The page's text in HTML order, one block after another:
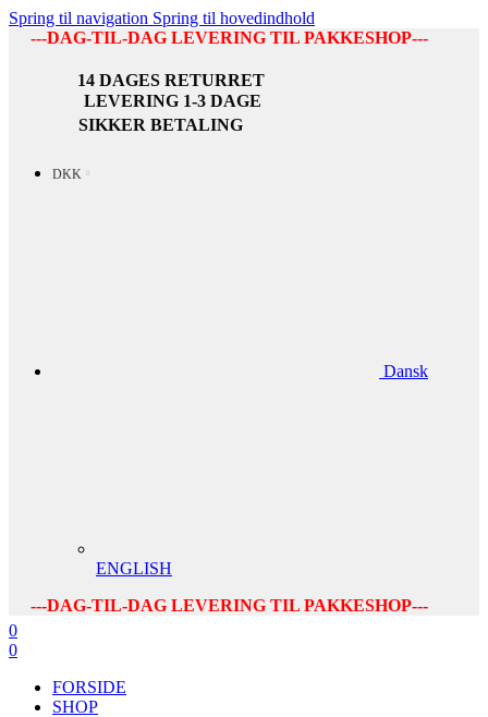
Spring til navigation Spring til hovedindhold
---DAG-TIL-DAG LEVERING TIL PAKKESHOP---
14 DAGES RETURRET
LEVERING 1-3 DAGE
SIKKER BETALING
DKK
Dansk
ENGLISH
---DAG-TIL-DAG LEVERING TIL PAKKESHOP---
0
0
FORSIDE
SHOP